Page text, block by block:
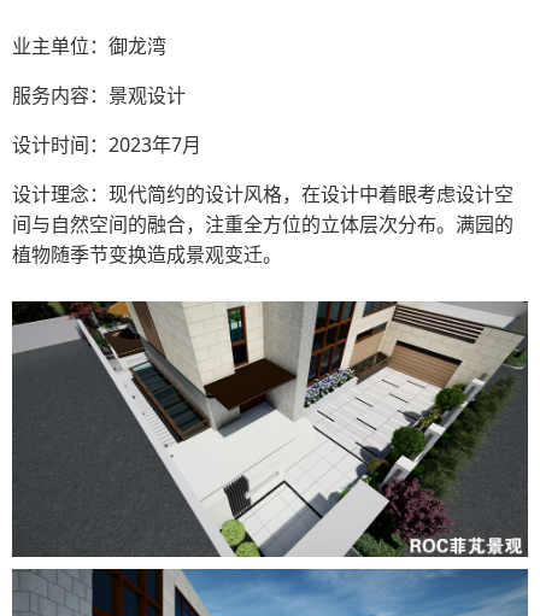
业主单位：御龙湾
服务内容：景观设计
设计时间：2023年7月
设计理念：现代简约的设计风格，在设计中着眼考虑设计空
间与自然空间的融合，注重全方位的立体层次分布。满园的
植物随季节变换造成景观变迁。